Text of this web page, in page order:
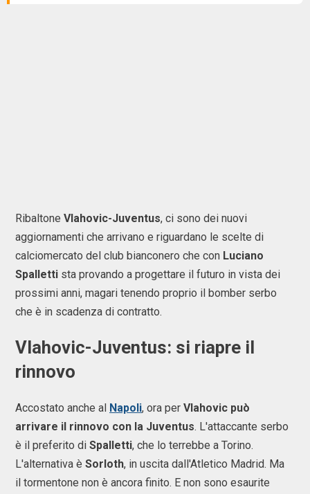
Ribaltone Vlahovic-Juventus, ci sono dei nuovi
aggiornamenti che arrivano e riguardano le scelte di
calciomercato del club bianconero che con Luciano
Spalletti sta provando a progettare il futuro in vista dei
prossimi anni, magari tenendo proprio il bomber serbo
che è in scadenza di contratto.
Vlahovic-Juventus: si riapre il
rinnovo
Accostato anche al Napoli, ora per Vlahovic può
arrivare il rinnovo con la Juventus. L'attaccante serbo
è il preferito di Spalletti, che lo terrebbe a Torino.
L'alternativa è Sorloth, in uscita dall'Atletico Madrid. Ma
il tormentone non è ancora finito. E non sono esaurite